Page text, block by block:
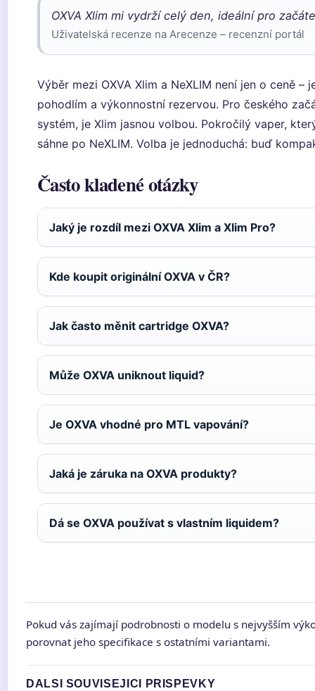
OXVA Xlim mi vydrží celý den, ideální pro
Uživatelská recenze na Arecenze – recenzní portál
Výběr mezi OXVA Xlim a NeXLIM není jen o ceně
pohodlím a výkonnostní rezervou. Pro českého
systém, je Xlim jasnou volbou. Pokročilý vaper,
sáhne po NeXLIM. Volba je jednoduchá: buď
Často kladené otázky
Jaký je rozdíl mezi OXVA Xlim a Xlim Pro?
Kde koupit originální OXVA v ČR?
Jak často měnit cartridge OXVA?
Může OXVA uniknout liquid?
Je OXVA vhodné pro MTL vapování?
Jaká je záruka na OXVA produkty?
Dá se OXVA používat s vlastním liquidem?
Pokud vás zajímají podrobnosti o modelu s nejvyšším
porovnat jeho specifikace s ostatními variantami.
DALSI SOUVISEJICI PRISPEVKY